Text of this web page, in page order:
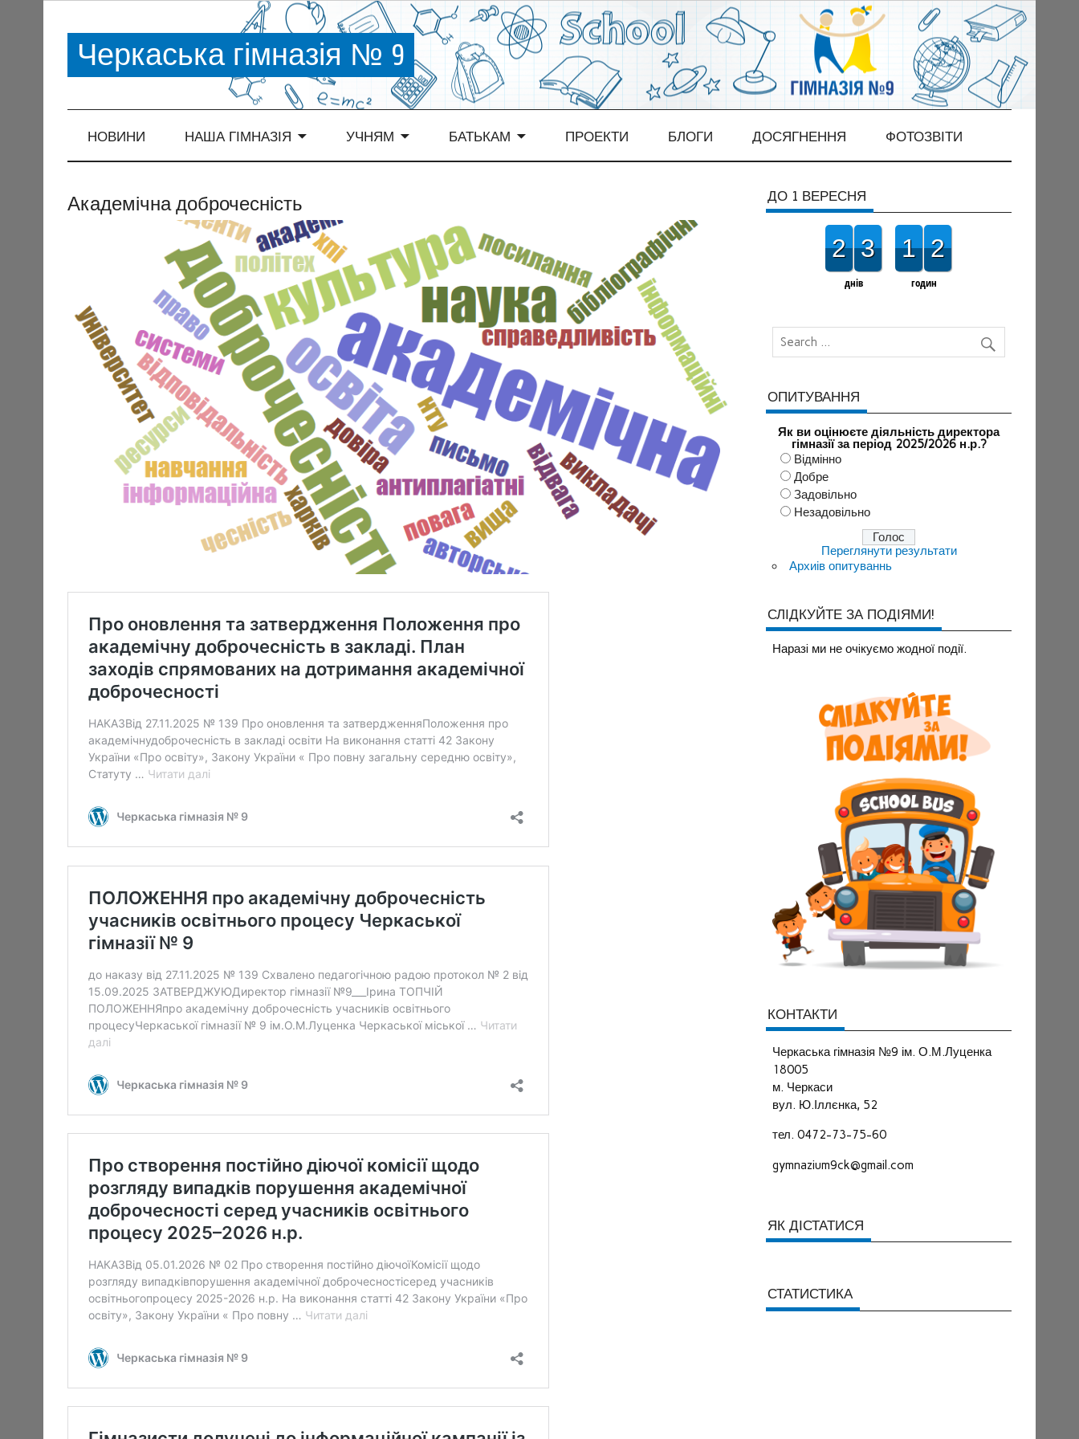
Черкаська гімназія № 9
НОВИНИ НАША ГІМНАЗІЯ УЧНЯМ БАТЬКАМ ПРОЕКТИ БЛОГИ ДОСЯГНЕННЯ ФОТОЗВІТИ
Академічна доброчесність ДО 1 ВЕРЕСНЯ
2 3
днів
1 2
годин
ОПИТУВАННЯ
Як ви оцінюєте діяльність директора
гімназії за період 2025/2026 н.р.?
Відмінно
Добре
Задовільно
Незадовільно
Переглянути результати
Архиів опитуваннь
СЛІДКУЙТЕ ЗА ПОДІЯМИ!
Наразi ми не очiкуємо жодної події.
КОНТАКТИ
Черкаська гімназія №9 ім. О.М.Луценка
18005
м. Черкаси
вул. Ю.Іллєнка, 52
тел. 0472-73-75-60
gymnazium9ck@gmail.com
ЯК ДІСТАТИСЯ
СТАТИСТИКА